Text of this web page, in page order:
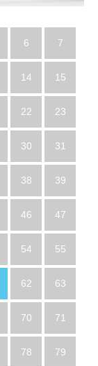
6 7
14 15
22 23
30 31
38 39
46 47
54 55
62 63
70 71
78 79